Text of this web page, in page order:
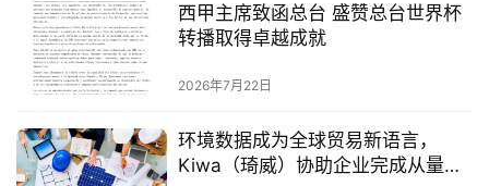
西甲主席致函总台 盛赞总台世界杯
转播取得卓越成就
2026年7月22日
环境数据成为全球贸易新语言，
Kiwa（琦威）协助企业完成从量化